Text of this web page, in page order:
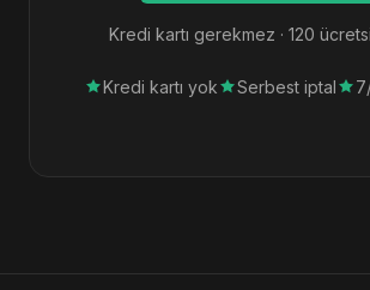
Kredi kartı gerekmez · 120
Kredi kartı yok Serbest iptal